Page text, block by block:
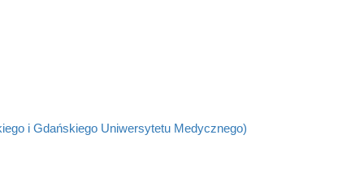
i Gdańskiego Uniwersytetu Medycznego)